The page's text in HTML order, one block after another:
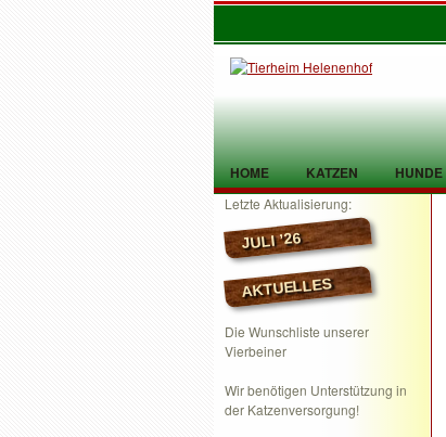
HOME KATZEN HUNDE
TIER GEFUNDEN KONTAKT
Letzte Aktualisierung:
JULI ’26
AKTUELLES
Die Wunschliste unserer
Vierbeiner
Wir benötigen Unterstützung in
der Katzenversorgung!